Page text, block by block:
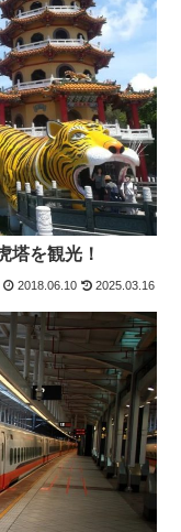
塔を観光！
2018.06.10 2025.03.16